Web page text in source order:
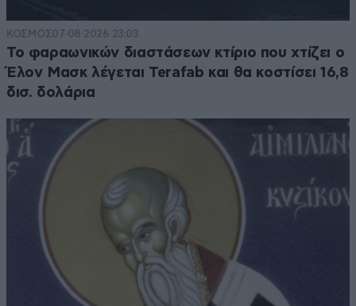
ΚΟΣΜΟΣ07·08·2026 23:03
Το φαραωνικών διαστάσεων κτίριο που χτίζει ο
Έλον Μασκ λέγεται Terafab και θα κοστίσει 16,8
δισ. δολάρια